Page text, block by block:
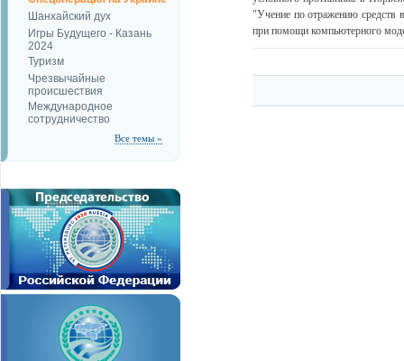
Шанхайский дух
Игры Будущего - Казань
2024
Туризм
Чрезвычайные
происшествия
Международное
сотрудничество
Все темы »
"Учение по отражению средств
при помощи компьютерного